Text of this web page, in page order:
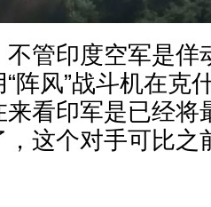
管印度空军是佯
阵风”战斗机在克
看印军是已经将
这个对手可比之